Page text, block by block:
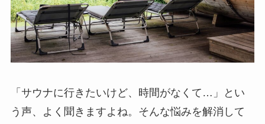
「サウナに行きたいけど、時間がなくて…」とい
う声、よく聞きますよね。そんな悩みを解消して